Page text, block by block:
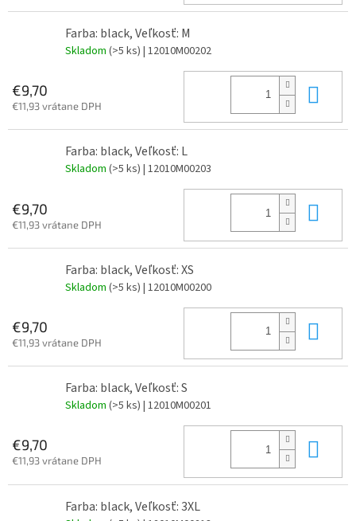
Farba: black, Veľkosť: M
Skladom (>5 ks) | 12010M00202
€9,70
€11,93 vrátane DPH
Farba: black, Veľkosť: L
Skladom (>5 ks) | 12010M00203
€9,70
€11,93 vrátane DPH
Farba: black, Veľkosť: XS
Skladom (>5 ks) | 12010M00200
€9,70
€11,93 vrátane DPH
Farba: black, Veľkosť: S
Skladom (>5 ks) | 12010M00201
€9,70
€11,93 vrátane DPH
Farba: black, Veľkosť: 3XL